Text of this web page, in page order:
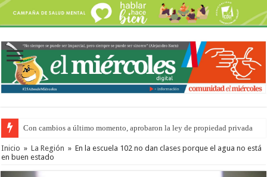
Con cambios a último momento, aprobaron la ley de propiedad privada
Inicio » La Región » En la escuela 102 no dan clases porque el agua no está
en buen estado